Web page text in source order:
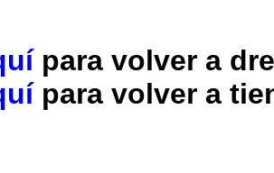
para volver a
para volver a